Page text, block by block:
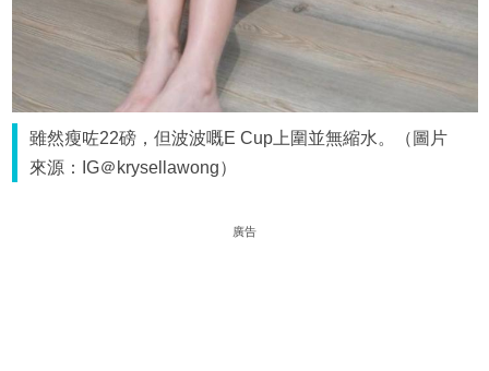
雖然瘦咗22磅，但波波嘅E Cup上圍並無縮水。（圖片
來源：IG＠krysellawong）
廣告